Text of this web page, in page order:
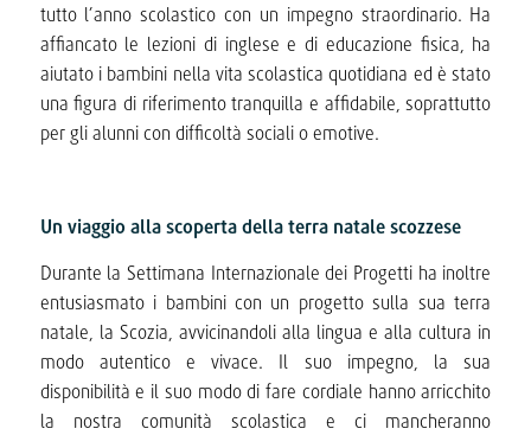
tutto l’anno scolastico con un impegno straordinario. Ha
affiancato le lezioni di inglese e di educazione fisica, ha
aiutato i bambini nella vita scolastica quotidiana ed è stato
una figura di riferimento tranquilla e affidabile, soprattutto
per gli alunni con difficoltà sociali o emotive.
Un viaggio alla scoperta della terra natale scozzese
Durante la Settimana Internazionale dei Progetti ha inoltre
entusiasmato i bambini con un progetto sulla sua terra
natale, la Scozia, avvicinandoli alla lingua e alla cultura in
modo autentico e vivace. Il suo impegno, la sua
disponibilità e il suo modo di fare cordiale hanno arricchito
la nostra comunità scolastica e ci mancheranno